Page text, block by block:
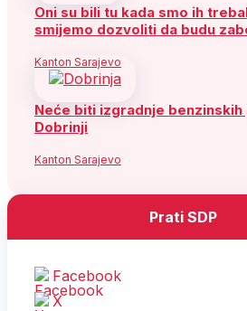
Oni su bili tu kada smo ih
smijemo dozvoliti da budu
Kanton Sarajevo
Neće biti izgradnje benzinskih
Dobrinji
Kanton Sarajevo
Prati SDP
Facebook
X